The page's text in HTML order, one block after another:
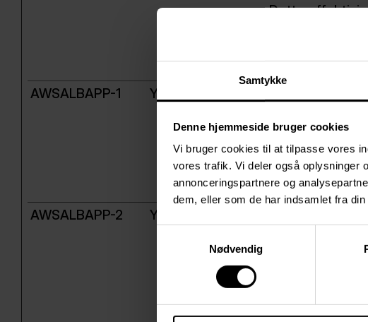
Samtykke
Denne hjemmeside bruger cookies
Vi bruger cookies til at tilpasse vores
vores trafik. Vi deler også oplysninger
annonceringspartnere og
dem, eller som de har indsamlet fra
Nødvendig
Dette
AWSALBAPP-1 YoungCRM
Dette
hjemmesidens
fordele
servere.
AWSALBAPP-2 YoungCRM
Dette
hjemmesidens
fordele
servere.